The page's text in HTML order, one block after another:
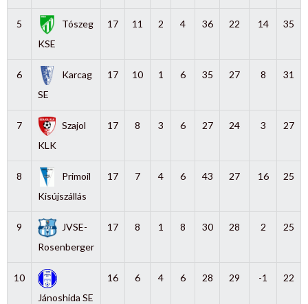
5
Tószeg
KSE
17 11 2 4 36 22 14 35
6
Karcag
SE
17 10 1 6 35 27 8 31
7
Szajol
KLK
17 8 3 6 27 24 3 27
8
Primoil
Kisújszállás
17 7 4 6 43 27 16 25
9
JVSE-
Rosenberger
17 8 1 8 30 28 2 25
10
Jánoshida SE
16 6 4 6 28 29 -1 22